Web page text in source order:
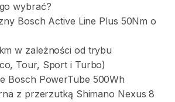
go wybrać?
Bosch Active Line Plus 50Nm o
w zależności od trybu
​,​ Tour​,​ Sport i Turbo)
Bosch PowerTube 500Wh
z przerzutką Shimano Nexus 8